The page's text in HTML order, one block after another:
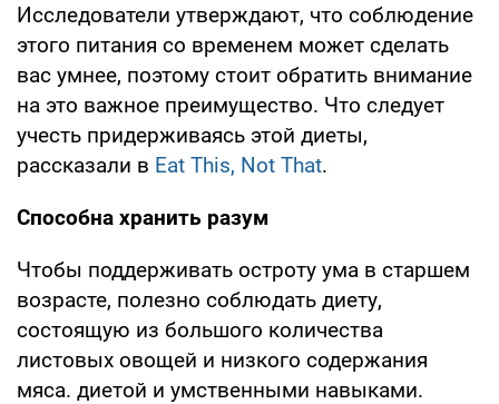
Исследователи утверждают, что соблюдение
этого питания со временем может сделать
вас умнее, поэтому стоит обратить внимание
на это важное преимущество. Что следует
учесть придерживаясь этой диеты,
рассказали в Eat This, Not That.
Способна хранить разум
Чтобы поддерживать остроту ума в старшем
возрасте, полезно соблюдать диету,
состоящую из большого количества
листовых овощей и низкого содержания
мяса. диетой и умственными навыками.